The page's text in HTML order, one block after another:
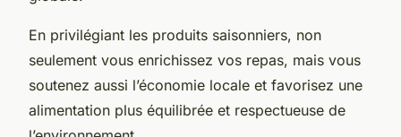
En privilégiant les produits saisonniers, non
seulement vous enrichissez vos repas, mais vous
soutenez aussi l’économie locale et favorisez une
alimentation plus équilibrée et respectueuse de